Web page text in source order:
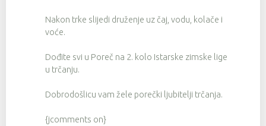
Nakon trke slijedi druženje uz čaj, vodu, kolače i
voće.
Dođite svi u Poreč na 2. kolo Istarske zimske lige
u trčanju.
Dobrodošlicu vam žele porečki ljubitelji trčanja.
{jcomments on}